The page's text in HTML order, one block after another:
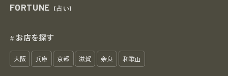
FORTUNE (占い)
# お店を探す
大阪 兵庫 京都 滋賀 奈良 和歌山